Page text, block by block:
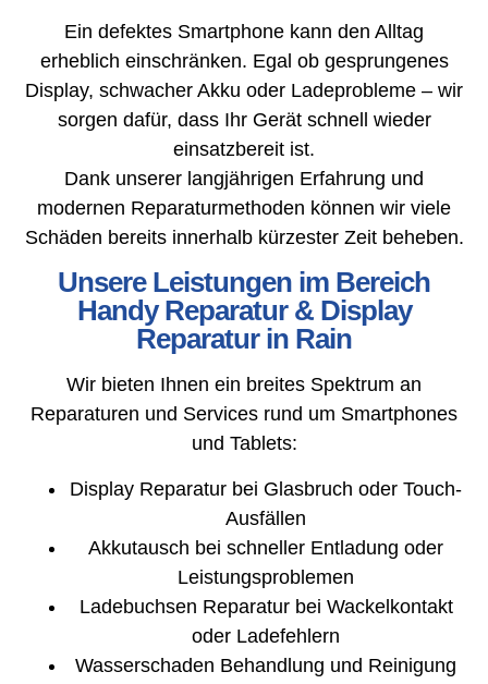
Ein defektes Smartphone kann den Alltag
erheblich einschränken. Egal ob gesprungenes
Display, schwacher Akku oder Ladeprobleme – wir
sorgen dafür, dass Ihr Gerät schnell wieder
einsatzbereit ist.
Dank unserer langjährigen Erfahrung und
modernen Reparaturmethoden können wir viele
Schäden bereits innerhalb kürzester Zeit beheben.
Unsere Leistungen im Bereich
Handy Reparatur & Display
Reparatur in Rain
Wir bieten Ihnen ein breites Spektrum an
Reparaturen und Services rund um Smartphones
und Tablets:
Display Reparatur bei Glasbruch oder Touch-
Ausfällen
Akkutausch bei schneller Entladung oder
Leistungsproblemen
Ladebuchsen Reparatur bei Wackelkontakt
oder Ladefehlern
Wasserschaden Behandlung und Reinigung